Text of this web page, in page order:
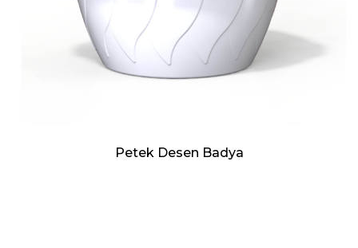
Petek Desen Badya